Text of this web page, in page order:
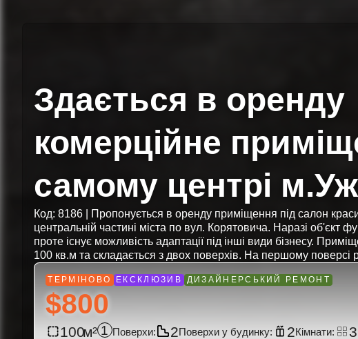
Здається в оренду
комерційне
самому центрі
Код: 8186 | Пропонується в оренду приміщення під салон
центральній частині міста по вул. Корятовича. Наразі об'єкт
проте існує можливість адаптації під інші види бізнесу.
100 кв.м та складається з двох поверхів. На першому поверсі
$800
100 1 2 2 3